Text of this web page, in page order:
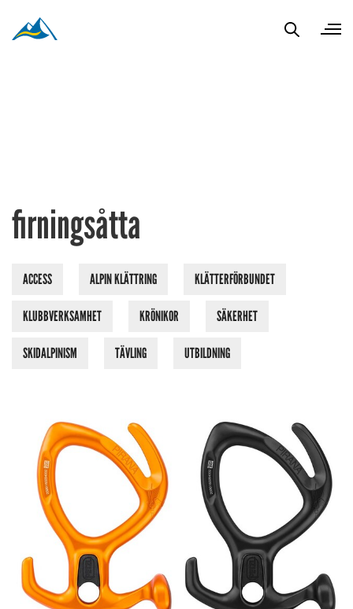
firningsåtta
ACCESS ALPIN KLÄTTRING KLÄTTERFÖRBUNDET
KLUBBVERKSAMHET KRÖNIKOR SÄKERHET
SKIDALPINISM TÄVLING UTBILDNING